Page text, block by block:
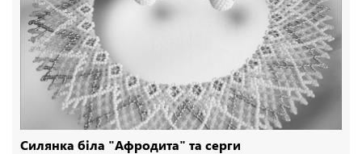
Силянка біла "Афродита" та серги